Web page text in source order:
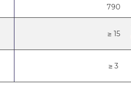
790
≥ 15
≥ 3